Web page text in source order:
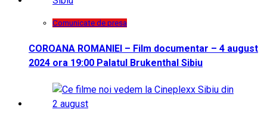
Comunicate de presa
COROANA ROMANIEI – Film documentar – 4 august
2024 ora 19:00 Palatul Brukenthal Sibiu